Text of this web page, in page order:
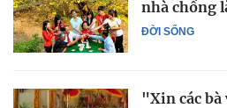
ĐỜI SỐNG
nhà chồng
"Xin các bà